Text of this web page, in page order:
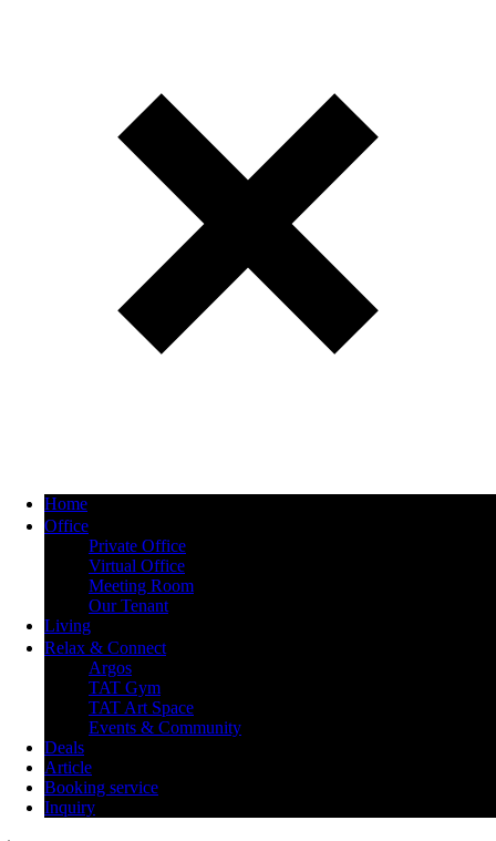
Home
Office
Private Office
Virtual Office
Meeting Room
Our Tenant
Living
Relax & Connect
Argos
TAT Gym
TAT Art Space
Events & Community
Deals
Article
Booking service
Inquiry